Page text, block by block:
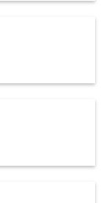
Sprawdź